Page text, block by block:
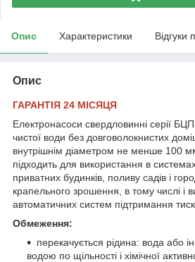
Опис Характеристики Відгуки
Опис
ГАРАНТІЯ 24 МІСЯЦЯ
Електронасоси свердловинні серії
чистої води без довговолокнистих
внутрішнім діаметром не менше 100
підходить для використання в
приватних будинків, поливу садів і
крапельного зрошення, в тому числі і
автоматичних систем підтримання
Обмеження:
перекачується рідина: вода або
водою по щільності і хімічної